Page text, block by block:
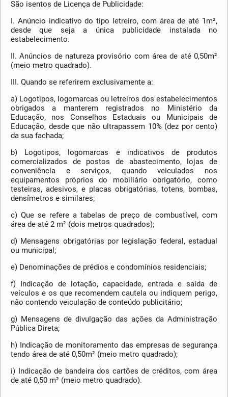
São isentos de Licença de Publicidade:
I. Anúncio indicativo do tipo letreiro, com área de até 1m²,
desde que seja a única publicidade instalada no
estabelecimento.
II. Anúncios de natureza provisório com área de até 0,50m²
(meio metro quadrado).
III. Quando se referirem exclusivamente a:
a) Logotipos, logomarcas ou letreiros dos estabelecimentos
obrigados a manterem registrados no Ministério da
Educação, nos Conselhos Estaduais ou Municipais de
Educação, desde que não ultrapassem 10% (dez por cento)
da sua fachada;
b) Logotipos, logomarcas e indicativos de produtos
comercializados de postos de abastecimento, lojas de
conveniência e serviços, quando veiculados nos
equipamentos próprios do mobiliário obrigatório, como
testeiras, adesivos, e placas obrigatórias, totens, bombas,
densímetros e similares;
c) Que se refere a tabelas de preço de combustível, com
área de até 2 m² (dois metros quadrados);
d) Mensagens obrigatórias por legislação federal, estadual
ou municipal;
e) Denominações de prédios e condomínios residenciais;
f) Indicação de lotação, capacidade, entrada e saída de
veículos e os que recomendem cautela ou indiquem perigo,
não contendo veiculação de conteúdo publicitário;
g) Mensagens de divulgação das ações da Administração
Pública Direta;
h) Indicação de monitoramento das empresas de segurança
tendo área de até 0,50m² (meio metro quadrado);
i) Indicação de bandeira dos cartões de créditos, com área
de até 0,50 m² (meio metro quadrado).